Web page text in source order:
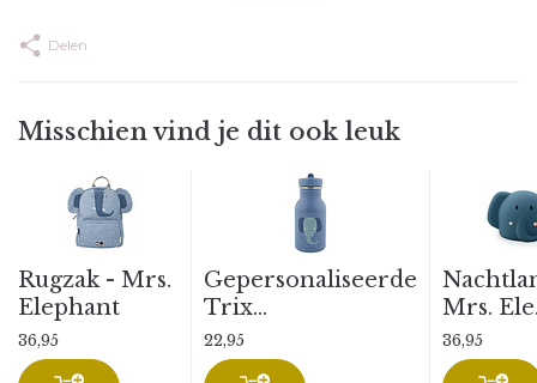
Delen
Misschien vind je dit ook leuk
Rugzak - Mrs.
Elephant
36,95
Gepersonaliseerde
Trix...
22,95
Mrs.
36,95